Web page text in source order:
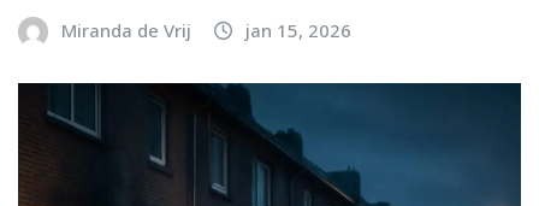
Miranda de Vrij jan 15, 2026